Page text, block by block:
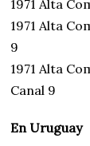
1971 Alta
1971 Alta
9
1971 Alta
Canal 9
En Uruguay